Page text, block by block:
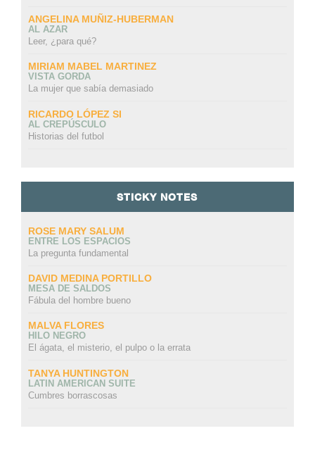
ANGELINA MUÑIZ-HUBERMAN
AL AZAR
Leer, ¿para qué?
MIRIAM MABEL MARTINEZ
VISTA GORDA
La mujer que sabía demasiado
RICARDO LÓPEZ SI
AL CREPÚSCULO
Historias del futbol
STICKY NOTES
ROSE MARY SALUM
ENTRE LOS ESPACIOS
La pregunta fundamental
DAVID MEDINA PORTILLO
MESA DE SALDOS
Fábula del hombre bueno
MALVA FLORES
HILO NEGRO
El ágata, el misterio, el pulpo o la errata
TANYA HUNTINGTON
LATIN AMERICAN SUITE
Cumbres borrascosas